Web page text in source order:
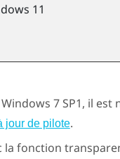
11
Windows 7 SP1, il est
jour de pilote.
la fonction